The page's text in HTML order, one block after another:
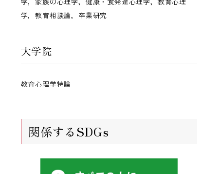
学，教育相談論，卒業研究
大学院
教育心理学特論
関係するSDGs